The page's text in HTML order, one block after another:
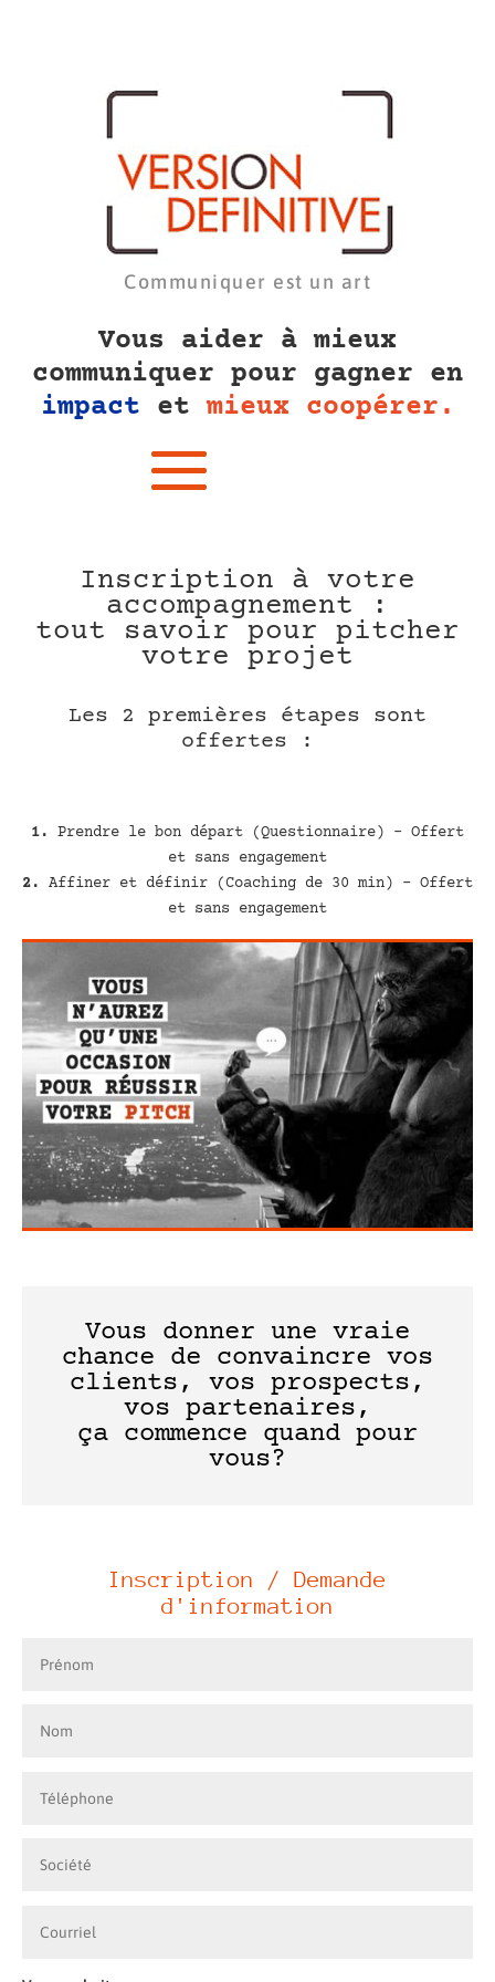
Communiquer est un art
Vous aider à mieux
communiquer pour gagner en
impact etmieux coopérer.
Inscription à votre
accompagnement :
tout savoir pour pitcher
votre projet
Les 2 premières étapes sont
offertes :
1.
Prendre le bon départ (Questionnaire) – Offert
et sans engagement
2.
Affiner et définir (Coaching de 30 min) – Offert
et sans engagement
Vous donner une vraie
chance de convaincre vos
clients, vos prospects,
vos partenaires,
ça commence quand pour
vous?
Inscription / Demande
d'information